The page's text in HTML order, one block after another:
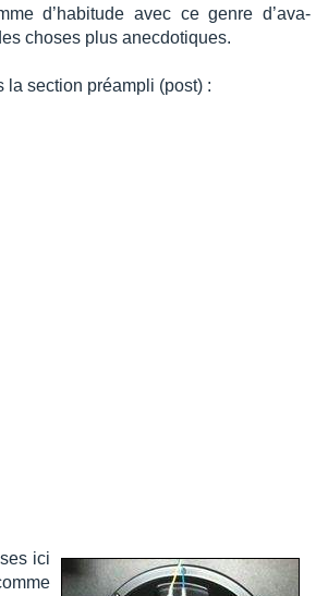
d’ha­bi­tude avec ce genre d’ava­
choses plus anec­do­tiques.
la section préam­pli (post) :
ici